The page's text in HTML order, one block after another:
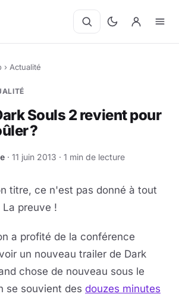
› Actualité
Souls 2 revient pour
?
· 11 juin 2013 · 1 min de lecture
titre, ce n'est pas donné à tout
La preuve !
a profité de la conférence
un nouveau trailer de Dark
chose de nouveau sous le
se souvient des douzes minutes